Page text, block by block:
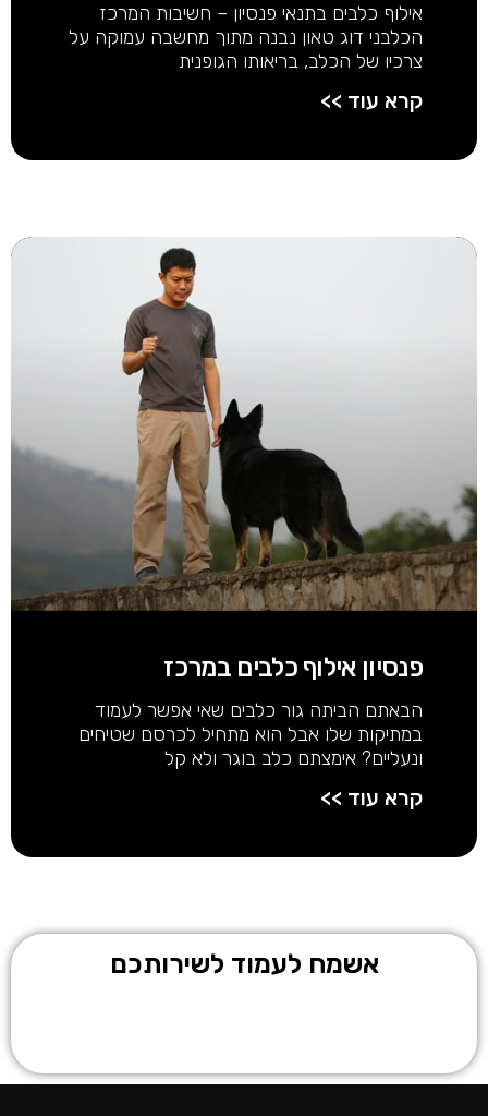
אילוף כלבים בתנאי פנסיון – חשיבות המרכז
הכלבני דוג טאון נבנה מתוך מחשבה עמוקה על
צרכיו של הכלב, בריאותו הגופנית
קרא עוד >>
פנסיון אילוף כלבים במרכז
הבאתם הביתה גור כלבים שאי אפשר לעמוד
במתיקות שלו אבל הוא מתחיל לכרסם שטיחים
ונעליים? אימצתם כלב בוגר ולא קל
קרא עוד >>
אשמח לעמוד לשירותכם